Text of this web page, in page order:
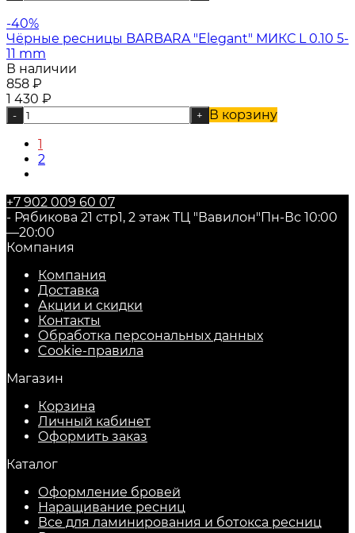
-40%
Чёрные ресницы BARBARA "Elegant" МИКС L 0.10 5-
11 mm
В наличии
858 ₽
1 430 ₽
- +
В корзину
1
2
+7 902 009 60 07
- Рябикова 21 стр1, 2 этаж ТЦ "Вавилон"Пн-Вс 10:00
—20:00
Компания
Компания
Доставка
Акции и скидки
Контакты
Обработка персональных данных
Cookie-правила
Магазин
Корзина
Личный кабинет
Оформить заказ
Каталог
Оформление бровей
Наращивание ресниц
Все для ламинирования и ботокса ресниц